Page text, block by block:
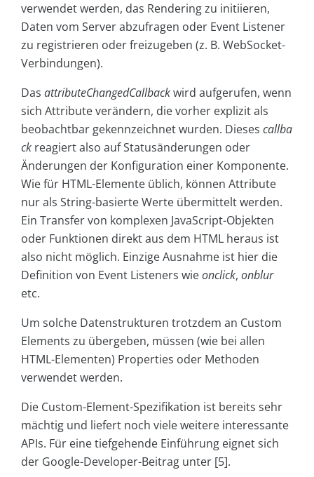
verwendet werden, das Rendering zu initiieren,
Daten vom Server abzufragen oder Event Listener
zu registrieren oder freizugeben (z. B. WebSocket-
Verbindungen).
Das attributeChangedCallbackwird aufgerufen, wenn
sich Attribute verändern, die vorher explizit als
beobachtbar gekennzeichnet wurden. Dieses callba
ck reagiert also auf Statusänderungen oder
Änderungen der Konfiguration einer Komponente.
Wie für HTML-Elemente üblich, können Attribute
nur als String-basierte Werte übermittelt werden.
Ein Transfer von komplexen JavaScript-Objekten
oder Funktionen direkt aus dem HTML heraus ist
also nicht möglich. Einzige Ausnahme ist hier die
Definition von Event Listeners wieonclick, onblur
etc.
Um solche Datenstrukturen trotzdem an Custom
Elements zu übergeben, müssen (wie bei allen
HTML-Elementen) Properties oder Methoden
verwendet werden.
Die Custom-Element-Spezifikation ist bereits sehr
mächtig und liefert noch viele weitere interessante
APIs. Für eine tiefgehende Einführung eignet sich
der Google-Developer-Beitrag unter [5].